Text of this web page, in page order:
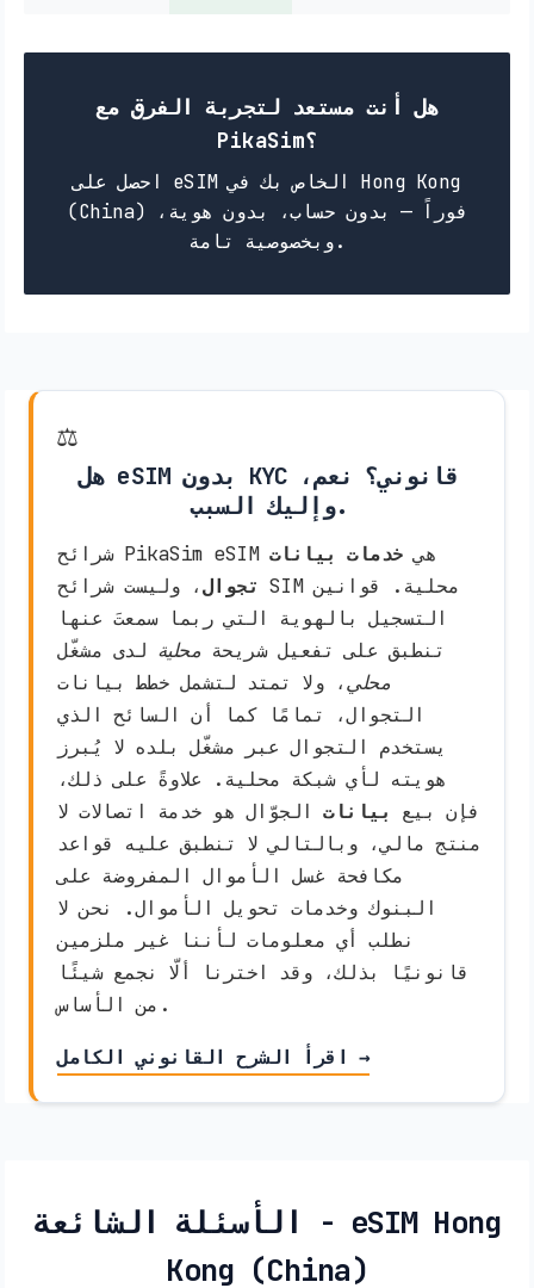
هل أنت مستعد لتجربة الفرق مع
PikaSim؟
احصل على eSIM الخاص بك في Hong Kong
(China) فوراً — بدون حساب، بدون هوية،
وبخصوصية تامة.
⚖️
هل eSIM بدون KYC قانوني؟ نعم،
وإليك السبب.
شرائح PikaSim eSIM هي خدمات بيانات
تجوال، وليست شرائح SIM محلية. قوانين
التسجيل بالهوية التي ربما سمعتَ عنها
تنطبق على تفعيل شريحة محلية لدى مشغّل
محلي، ولا تمتد لتشمل خطط بيانات
التجوال، تمامًا كما أن السائح الذي
يستخدم التجوال عبر مشغّل بلده لا يُبرز
هويته لأي شبكة محلية. علاوةً على ذلك،
فإن بيع بيانات الجوّال هو خدمة اتصالات لا
منتج مالي، وبالتالي لا تنطبق عليه قواعد
مكافحة غسل الأموال المفروضة على
البنوك وخدمات تحويل الأموال. نحن لا
نطلب أي معلومات لأننا غير ملزمين
قانونيًا بذلك، وقد اخترنا ألّا نجمع شيئًا
من الأساس.
اقرأ الشرح القانوني الكامل →
الأسئلة الشائعة - eSIM Hong
Kong (China)